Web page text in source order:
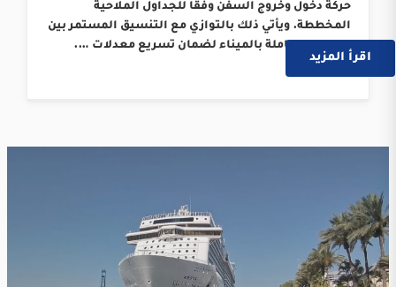
حركة دخول وخروج السفن وفقًا للجداول الملاحية
المخططة. ويأتي ذلك بالتوازي مع التنسيق المستمر بين
الجهات العاملة بالميناء لضمان تسريع معدلات ….
اقرأ المزيد